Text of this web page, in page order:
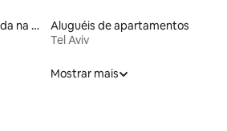
Aluguéis por temporada na orla
Aluguéis de apartamentos
Tel Aviv
Mostrar mais